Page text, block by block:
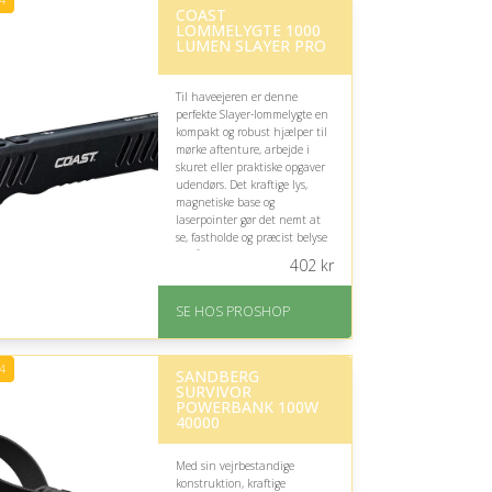
Fremragende Trustpilot
rating på 4.7 ud af 5
COAST
LOMMELYGTE 1000
LUMEN SLAYER PRO
Til haveejeren er denne
perfekte Slayer-lommelygte en
kompakt og robust hjælper til
mørke aftenture, arbejde i
skuret eller praktiske opgaver
udendørs. Det kraftige lys,
magnetiske base og
laserpointer gør det nemt at
se, fastholde og præcist belyse
områder.
På lager
Levering: 2-12 hverdage
402kr
SE HOS PROSHOP
SANDBERG
SURVIVOR
POWERBANK 100W
40000
Med sin vejrbestandige
konstruktion, kraftige